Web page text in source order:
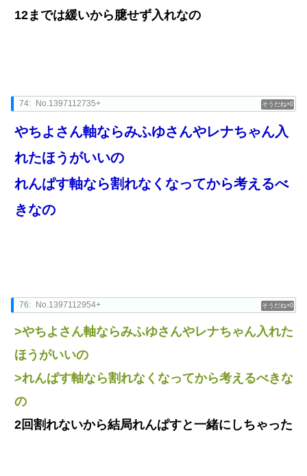
12までは緩いから臆せず入れなの
0
74: No.1397112735+
やちよさん軸ならみふゆさんやレナちゃん入
れたほうがいいの
れんぱす軸なら割れなくなってから考えるべ
きなの
0
76: No.1397112954+
>やちよさん軸ならみふゆさんやレナちゃん入れた
ほうがいいの
>れんぱす軸なら割れなくなってから考えるべきな
の
2回割れないから結局れんぱすと一緒にしちゃった